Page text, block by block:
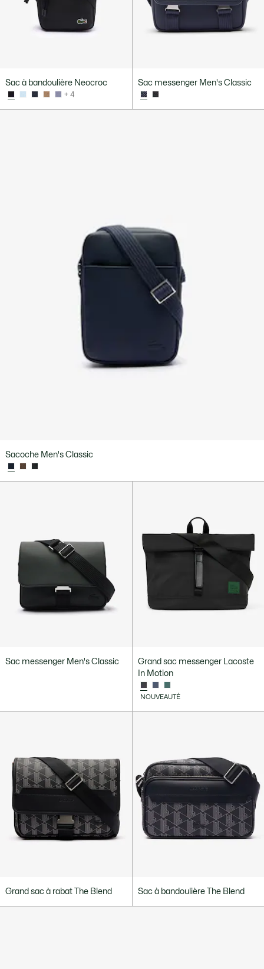
Sac à bandoulière Neocroc
+ 4
Sac messenger Men's Classic
Sacoche Men's Classic
Sac messenger Men's Classic
Grand sac messenger Lacoste
In Motion
NOUVEAUTÉ
Grand sac à rabat The Blend Sac à bandoulière The Blend